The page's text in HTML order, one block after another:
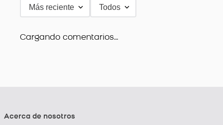
Más reciente Todos
Cargando comentarios…
Acerca de nosotros